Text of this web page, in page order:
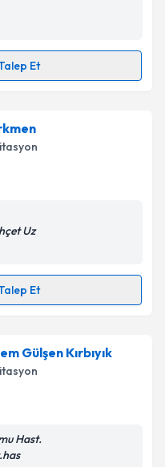
Et
için randevu takvimi talebi
almanız için bir
ile bilgilendireceğiz.
verilerimin belirtilen
ediyorum.
Gönder
Uz
Et
için randevu takvimi talebi
almanız için bir
ile bilgilendireceğiz.
Gülşen Kırbıyık
Hast.